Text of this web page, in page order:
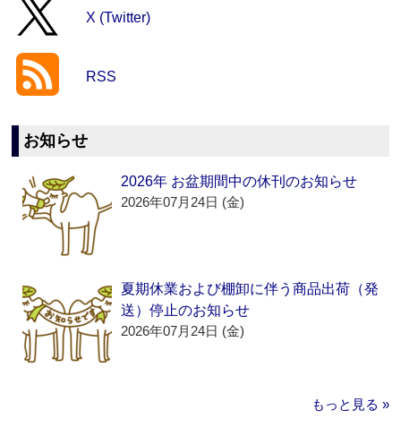
X (Twitter)
RSS
お知らせ
2026年 お盆期間中の休刊のお知らせ
2026年07月24日 (金)
夏期休業および棚卸に伴う商品出荷（発
送）停止のお知らせ
2026年07月24日 (金)
もっと見る »